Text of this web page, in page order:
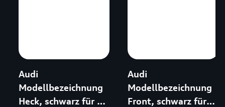
Audi
Modellbezeichnung
Heck, schwarz für TT
Audi
Modellbezeichnung
Front, schwarz für